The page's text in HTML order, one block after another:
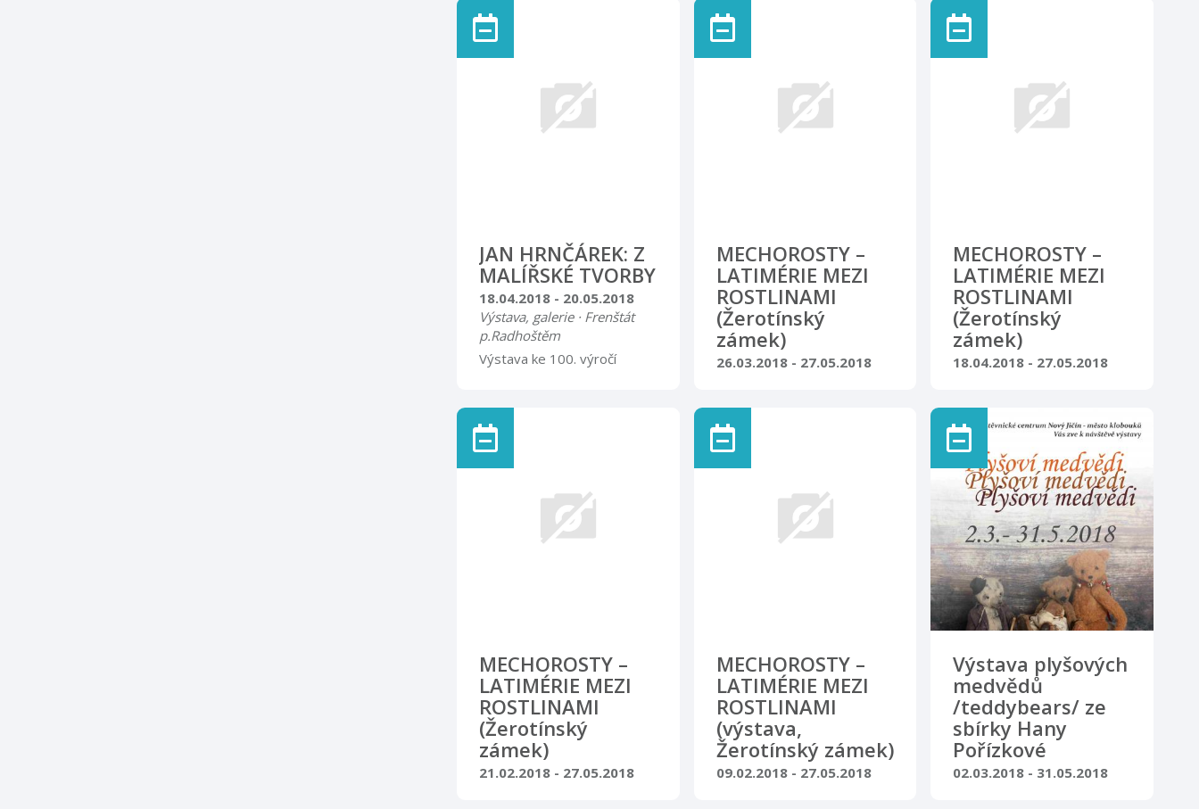
prohlídky 2 hodiny (historické
centrum, vyhlídky na město,
areál hradu, Národní sad,…)
uskuteční ve čtvrtek 15.
března 2018 v 17.00 hodin.
JAN HRNČÁREK: Z
MALÍŘSKÉ TVORBY
18.04.2018 - 20.05.2018
Výstava, galerie · Frenštát
p.Radhoštěm
Výstava ke 100. výročí
MECHOROSTY –
LATIMÉRIE MEZI
ROSTLINAMI
(Žerotínský
zámek)
26.03.2018 - 27.05.2018
Putovní výstava ve
spolupráci s Vlastivědným
muzeem v Olomouci
mikrosvětem mechorostů.
Součástí výstavy jsou makro
i mikrofotografie
MECHOROSTY –
LATIMÉRIE MEZI
ROSTLINAMI
(Žerotínský
zámek)
18.04.2018 - 27.05.2018
Putovní výstava ve
spolupráci s Vlastivědným
muzeem v Olomouci
seznamuje zábavnou a
hravou formou s
mikrosvětem mechorostů.
Součástí výstavy jsou makro
i mikrofotografie
mechorostů Štěpána Kovala.
Rytířský sál
MECHOROSTY –
LATIMÉRIE MEZI
ROSTLINAMI
(Žerotínský
zámek)
21.02.2018 - 27.05.2018
MECHOROSTY –
LATIMÉRIE MEZI
ROSTLINAMI
(výstava,
Žerotínský zámek)
09.02.2018 - 27.05.2018
Výstava plyšových
medvědů
/teddybears/ ze
sbírky Hany
Pořízkové
02.03.2018 - 31.05.2018